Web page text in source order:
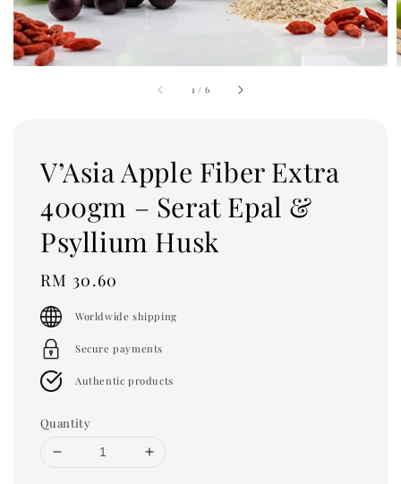
1 / 6
V’Asia Apple Fiber Extra
400gm – Serat Epal &
Psyllium Husk
Regular
price
RM 30.60
Worldwide shipping
Secure payments
Authentic products
Quantity